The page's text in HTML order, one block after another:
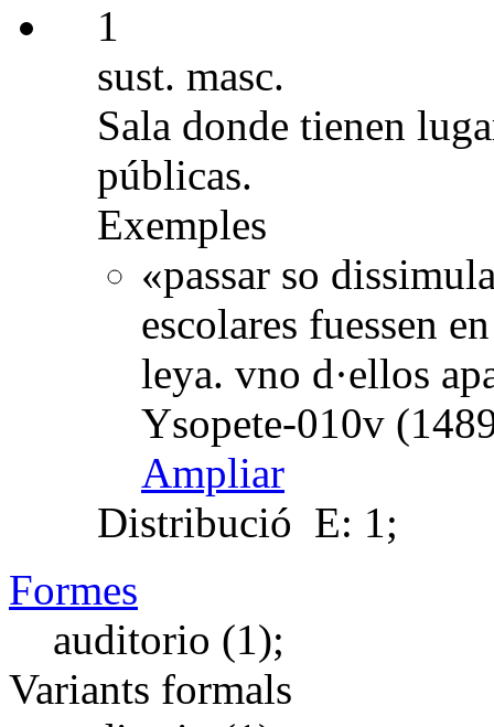
1
sust. masc.
Sala donde tienen
públicas.
Exemples
«passar so
escolares fuessen
leya. vno d·ellos
Ysopete-010v
Ampliar
Distribució E: 1;
Formes
auditorio (1);
Variants formals